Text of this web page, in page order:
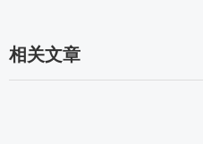
相关文章